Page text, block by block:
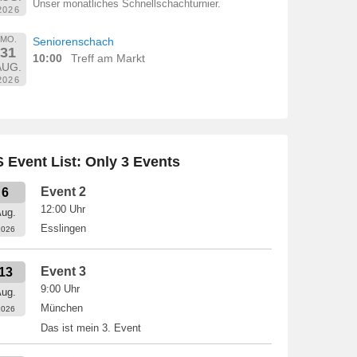
Unser monatliches Schnellschachturnier.
MO.
31
Seniorenschach
10:00
Treff am Markt
Event List: Only 3 Events
6 Event 2
12:00 Uhr
Esslingen
13 Event 3
9:00 Uhr
München
Das ist mein 3. Event